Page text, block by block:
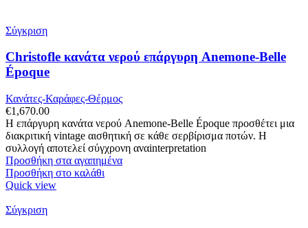
Σύγκριση
Christofle κανάτα νερού επάργυρη Anemone-Belle
Époque
Κανάτες-Καράφες-Θέρμος
€1,670.00
Η επάργυρη κανάτα νερού Anemone-Belle Époque προσθέτει μια
διακριτική vintage αισθητική σε κάθε σερβίρισμα ποτών. Η
συλλογή αποτελεί σύγχρονη αναinterpretation
Προσθήκη στα αγαπημένα
Προσθήκη στο καλάθι
Quick view
Σύγκριση